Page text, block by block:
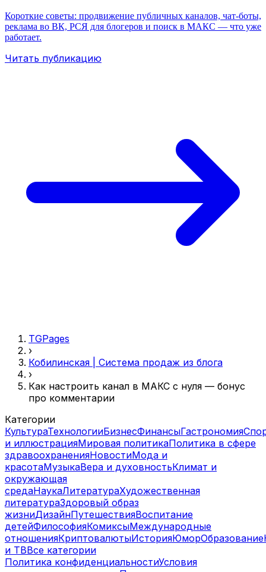
Короткие советы: продвижение публичных каналов, чат‑боты,
реклама во ВК, РСЯ для блогеров и поиск в МАКС — что уже
работает.
Читать публикацию
TGPages
›
Кобилинская | Система продаж из блога
›
Как настроить канал в МАКС с нуля — бонус
про комментарии
Категории
КультураТехнологииБизнесФинансыГастрономия
и иллюстрацияМировая политикаПолитика в сфере
здравоохраненияНовостиМода и
красотаМузыкаВера и духовностьКлимат и
окружающая
средаНаукаЛитератураХудожественная
литератураЗдоровый образ
жизниДизайнПутешествияВоспитание
детейФилософияКомиксыМеждународные
отношенияКриптовалютыИсторияЮморОбразование
и ТВВсе категории
Политика конфиденциальностиУсловия